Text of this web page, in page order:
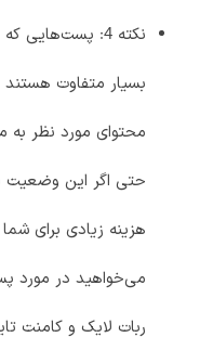
نکته 4:
بسیار متفاوت
محتوای مورد نظر
حتی اگر این وضعیت
هزینه زیادی برای شما
می‌خواهید در مورد
ربات لایک و کامنت